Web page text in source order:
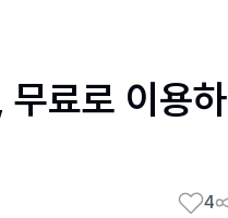
무료로 이용하
4